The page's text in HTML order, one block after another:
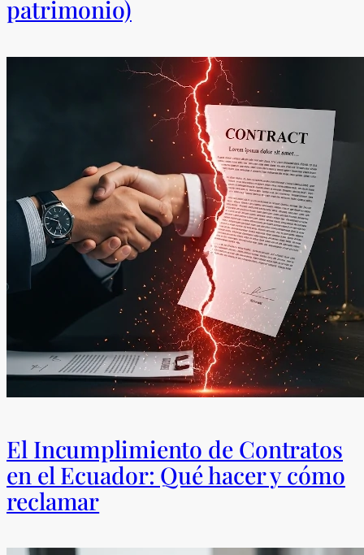
patrimonio)
El Incumplimiento de Contratos
en el Ecuador: Qué hacer y cómo
reclamar